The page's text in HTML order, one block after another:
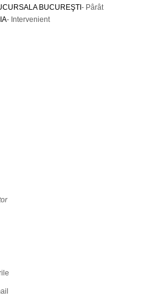
BUCUREŞTI - Pârât
- Intervenient